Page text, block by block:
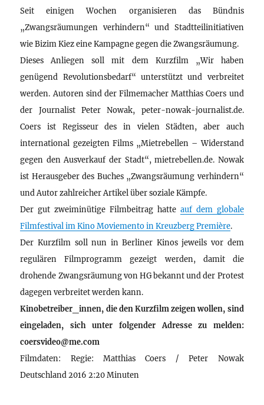
Seit einigen Wochen organisieren das Bündnis
„Zwangsräumungen verhindern“ und Stadtteilinitiativen
wie Bizim Kiez eine Kampagne gegen die Zwangsräumung.
Dieses Anliegen soll mit dem Kurzfilm „Wir haben
genügend Revolutionsbedarf“ unterstützt und verbreitet
werden. Autoren sind der Filmemacher Matthias Coers und
der Journalist Peter Nowak, peter-nowak-journalist.de.
Coers ist Regisseur des in vielen Städten, aber auch
international gezeigten Films „Mietrebellen – Widerstand
gegen den Ausverkauf der Stadt“, mietrebellen.de. Nowak
ist Herausgeber des Buches „Zwangsräumung verhindern“
und Autor zahlreicher Artikel über soziale Kämpfe.
Der gut zweiminütige Filmbeitrag hatte auf dem globale
Filmfestival im Kino Moviemento in Kreuzberg Première.
Der Kurzfilm soll nun in Berliner Kinos jeweils vor dem
regulären Filmprogramm gezeigt werden, damit die
drohende Zwangsräumung von HG bekannt und der Protest
dagegen verbreitet werden kann.
Kinobetreiber_innen, die den Kurzfilm zeigen wollen, sind
eingeladen, sich unter folgender Adresse zu melden:
coersvideo@me.com
Filmdaten: Regie: Matthias Coers / Peter Nowak
Deutschland 2016 2:20 Minuten